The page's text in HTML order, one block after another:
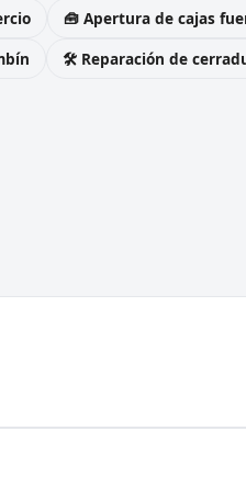
🧰 Apertura de cajas
🛠️ Reparación de